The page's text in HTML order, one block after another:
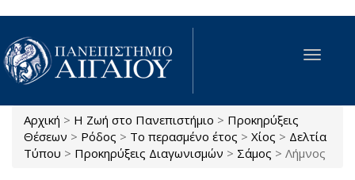
Παράκαμψη προς το κυρίως περιεχόμενο
Toggle
Είστε εδώ
Αρχική > Η Ζωή στο Πανεπιστήμιο > Προκηρύξεις
Θέσεων > Ρόδος > Το περασμένο έτος > Χίος > Δελτία
Τύπου > Προκηρύξεις Διαγωνισμών > Σάμος > Λήμνος